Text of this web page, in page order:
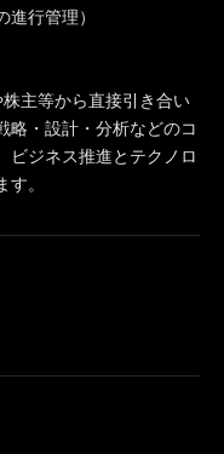
進行管理）
主等から直接引き合い
略・設計・分析などのコ
ビジネス推進とテクノロ
。